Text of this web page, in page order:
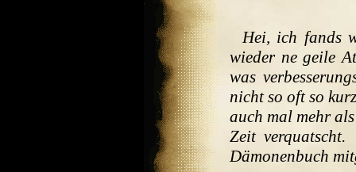
Hei, ich fands
wieder ne geile
was
nicht so oft so
auch mal mehr
Zeit verquatscht.
Dämonenbuch